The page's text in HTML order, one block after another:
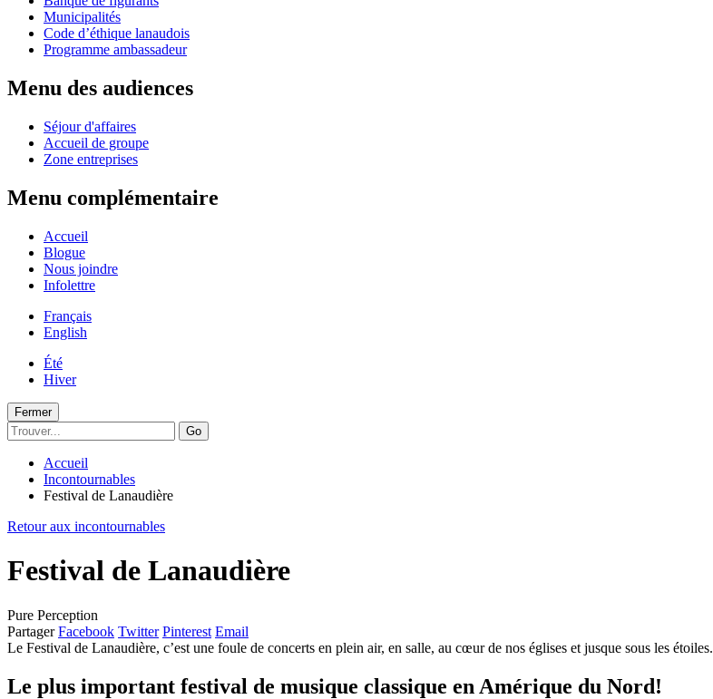
Municipalités
Code d’éthique lanaudois
Programme ambassadeur
Menu des audiences
Séjour d'affaires
Accueil de groupe
Zone entreprises
Menu complémentaire
Accueil
Blogue
Nous joindre
Infolettre
Français
English
Été
Hiver
Fermer
Go
Accueil
Incontournables
Festival de Lanaudière
Retour aux incontournables
Festival de Lanaudière
Pure Perception
Partager Facebook Twitter Pinterest Email
Le Festival de Lanaudière, c’est une foule de concerts en plein air, en salle, au cœur de nos églises et jusque sous les étoiles.
Le plus important festival de musique classique en Amérique du Nord!